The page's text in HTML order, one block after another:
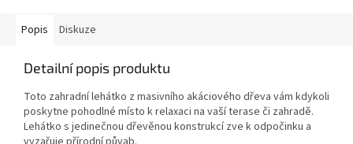
Popis Diskuze
Detailní popis produktu
Toto zahradní lehátko z masivního akáciového dřeva vám kdykoli
poskytne pohodlné místo k relaxaci na vaší terase či zahradě.
Lehátko s jedinečnou dřevěnou konstrukcí zve k odpočinku a